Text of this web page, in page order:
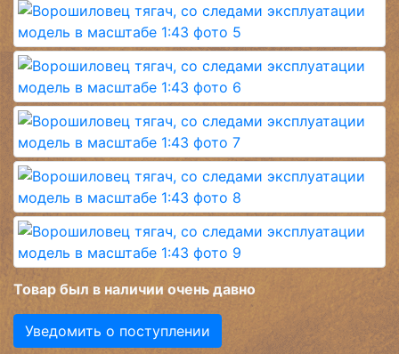
Товар был в наличии очень давно
Уведомить о поступлении